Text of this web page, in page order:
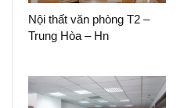
Nội thất văn phòng T2 –
Trung Hòa – Hn